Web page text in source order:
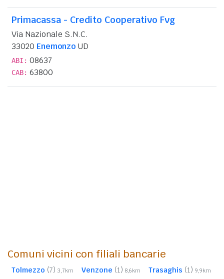
Primacassa - Credito Cooperativo Fvg
Via Nazionale S.N.C.
33020 Enemonzo UD
ABI: 08637
CAB: 63800
Comuni vicini con filiali bancarie
Tolmezzo (7) 3,7km Venzone (1) 8,6km Trasaghis (1) 9,9km